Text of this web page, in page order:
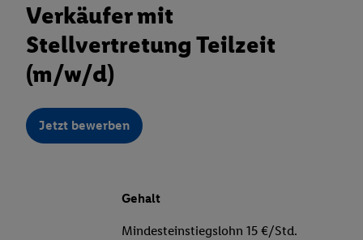
Verkäufer mit
Stellvertretung Teilzeit
(m/w/d)
Jetzt bewerben
Gehalt
Mindesteinstiegslohn 15 €/Std.